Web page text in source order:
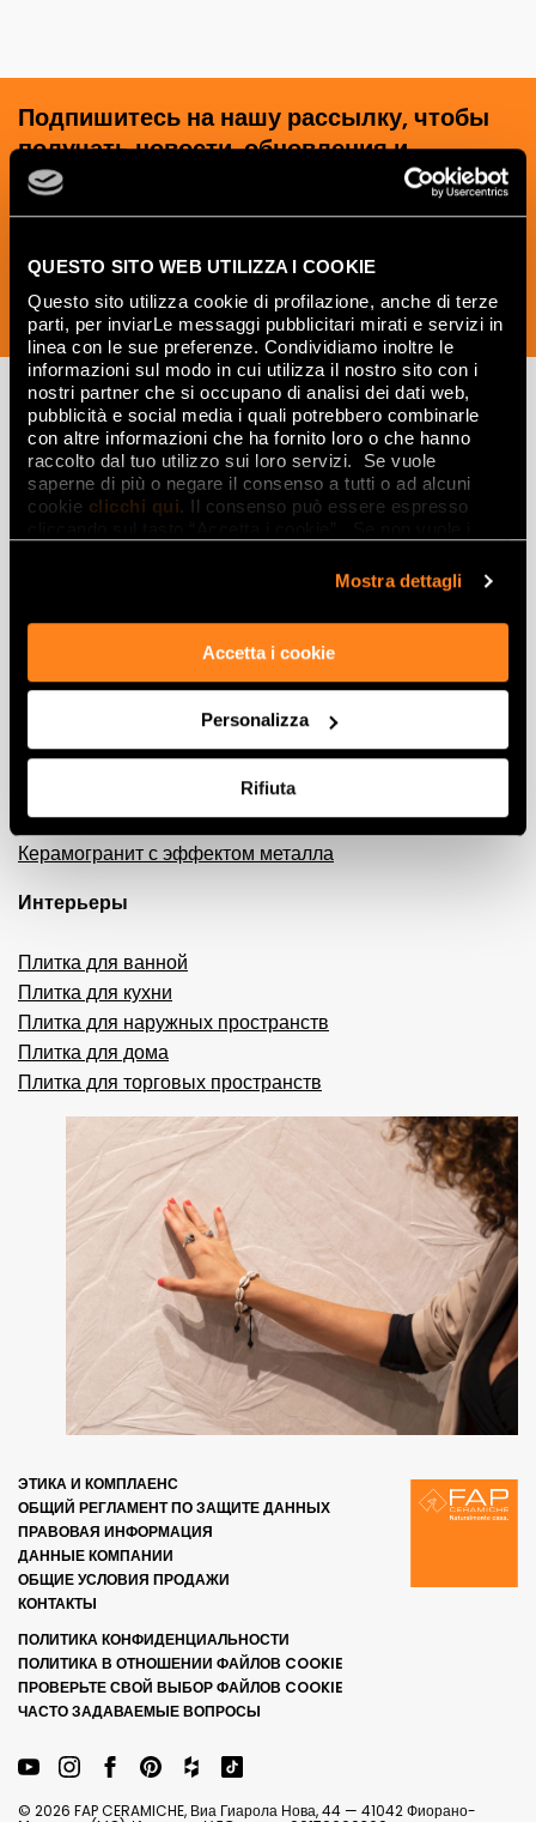
QUESTO SITO WEB UTILIZZA I COOKIE
Questo sito utilizza cookie di profilazione, anche di terze
parti, per inviarLe messaggi pubblicitari mirati e servizi in
linea con le sue preferenze. Condividiamo inoltre le
informazioni sul modo in cui utilizza il nostro sito con i
nostri partner che si occupano di analisi dei dati web,
pubblicità e social media i quali potrebbero combinarle
con altre informazioni che ha fornito loro o che hanno
raccolto dal tuo utilizzo sui loro servizi. Se vuole
saperne di più o negare il consenso a tutti o ad alcuni
cookie clicchi qui. Il consenso può essere espresso
Mostra dettagli
Accetta i cookie
Personalizza
Rifiuta
Подпишитесь на нашу рассылку, чтобы
получать новости, обновления и
креативные идеи из мира керамики и
дизайна интерьера.
ПОДПИСАТЬСЯ СЕЙЧАС
Вдохновляйтесь
интерьерами и
эффектами
Керамогранит с эффектом мрамора
Керамогранит с эффектом дерева
Керамогранит с эффектом смолы и цемента
Плитка 3D
Плитка с эффектом кирпича
Керамогранит с эффектом металла
Интерьеры
Плитка для ванной
Плитка для кухни
Плитка для наружных пространств
Плитка для дома
Плитка для торговых пространств
ЭТИКА И КОМПЛАЕНС
ОБЩИЙ РЕГЛАМЕНТ ПО ЗАЩИТЕ ДАННЫХ
ПРАВОВАЯ ИНФОРМАЦИЯ
ДАННЫЕ КОМПАНИИ
ОБЩИЕ УСЛОВИЯ ПРОДАЖИ
КОНТАКТЫ
ПОЛИТИКА КОНФИДЕНЦИАЛЬНОСТИ
ПОЛИТИКА В ОТНОШЕНИИ ФАЙЛОВ COOKIE
ПРОВЕРЬТЕ СВОЙ ВЫБОР ФАЙЛОВ COOKIE
ЧАСТО ЗАДАВАЕМЫЕ ВОПРОСЫ
© 2026 FAP CERAMICHE, Виа Гиарола Нова, 44 — 41042 Фиорано-